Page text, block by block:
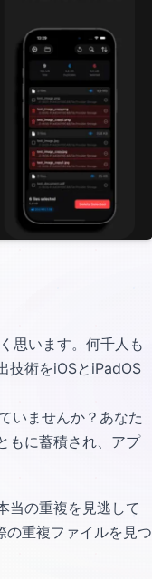
思います。何千人も
技術をiOSとiPadOS
いませんか？あなた
もに蓄積され、アプ
当の重複を見逃して
の重複ファイルを見つ